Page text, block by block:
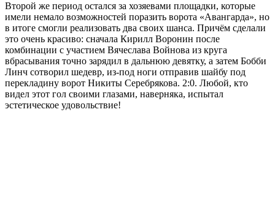
Второй же период остался за хозяевами площадки, которые
имели немало возможностей поразить ворота «Авангарда», но
в итоге смогли реализовать два своих шанса. Причём сделали
это очень красиво: сначала Кирилл Воронин после
комбинации с участием Вячеслава Войнова из круга
вбрасывания точно зарядил в дальнюю девятку, а затем Бобби
Линч сотворил шедевр, из-под ноги отправив шайбу под
перекладину ворот Никиты Серебрякова. 2:0. Любой, кто
видел этот гол своими глазами, наверняка, испытал
эстетическое удовольствие!